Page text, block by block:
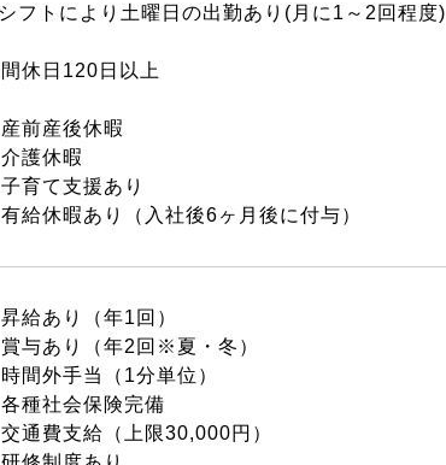
フトにより土曜日の出勤あり(月に1～2回程度)
休日120日以上
産前産後休暇
介護休暇
子育て支援あり
有給休暇あり（入社後6ヶ月後に付与）
昇給あり（年1回）
賞与あり（年2回※夏・冬）
時間外手当（1分単位）
各種社会保険完備
交通費支給（上限30,000円）